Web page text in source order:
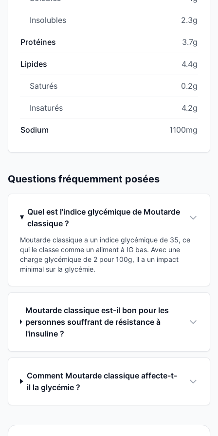
Insolubles 2.3g
Protéines 3.7g
Lipides 4.4g
Saturés 0.2g
Insaturés 4.2g
Sodium 1100mg
Questions fréquemment posées
Quel est l'indice glycémique de Moutarde
classique ?
Moutarde classique a un indice glycémique de 35, ce
qui le classe comme un aliment à IG bas. Avec une
charge glycémique de 2 pour 100g, il a un impact
minimal sur la glycémie.
Moutarde classique est-il bon pour les
personnes souffrant de résistance à
l'insuline ?
Comment Moutarde classique affecte-t-
il la glycémie ?